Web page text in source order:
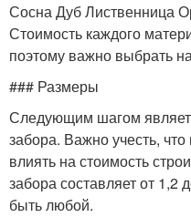
Сосна Дуб Лиственница
Стоимость каждого
поэтому важно выбрать
### Размеры
Следующим шагом
забора. Важно учесть,
влиять на стоимость
забора составляет от 1,2
быть любой.